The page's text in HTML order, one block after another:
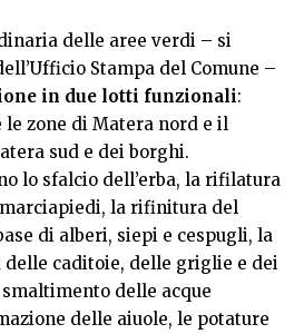
delle aree verdi – si
Stampa del Comune –
in due lotti funzionali:
le zone di Matera nord e il
sud e dei borghi.
lo sfalcio dell’erba, la rifilatura
la rifinitura del
di alberi, siepi e cespugli, la
caditoie, delle griglie e dei
delle acque
delle aiuole, le potature